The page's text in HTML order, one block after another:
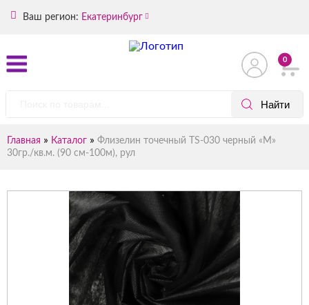
Ваш регион: Екатеринбург
0
Главная » Каталог » Флизелин точечный TS-030 черный «М»
30гр./кв.м. (90 см-100м), рул